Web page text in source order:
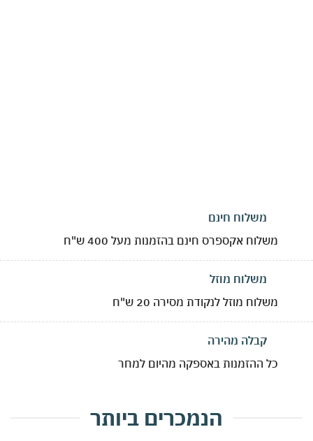
משלוח חינם
משלוח אקספרס חינם בהזמנות מעל 400 ש"ח
משלוח מוזל
משלוח מוזל לנקודת מסירה 20 ש"ח
קבלה מהירה
כל ההזמנות באספקה מהיום למחר
הנמכרים ביותר